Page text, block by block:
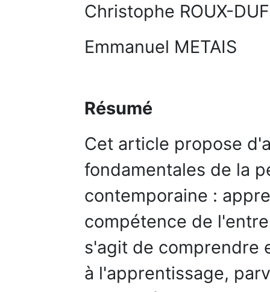
Christophe ROUX-
Emmanuel METAIS
Résumé
Cet article propose
fondamentales de la
contemporaine :
compétence de
s'agit de comprendre
à l'apprentissage,